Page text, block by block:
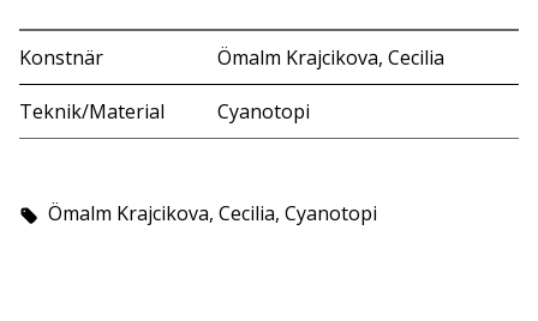
Konstnär Ömalm Krajcikova, Cecilia
Teknik/Material Cyanotopi
Ömalm Krajcikova, Cecilia, Cyanotopi